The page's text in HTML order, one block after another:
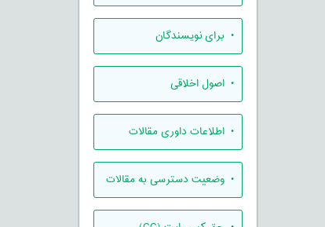
• برای نویسندگان
• اصول اخلاقی
• اطلاعات داوری مقالات
• وضعیت دسترسی به مقالات